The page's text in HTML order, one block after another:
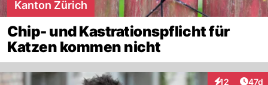
Kanton Zürich
Chip- und Kastrationspflicht für
Katzen kommen nicht
12 47d